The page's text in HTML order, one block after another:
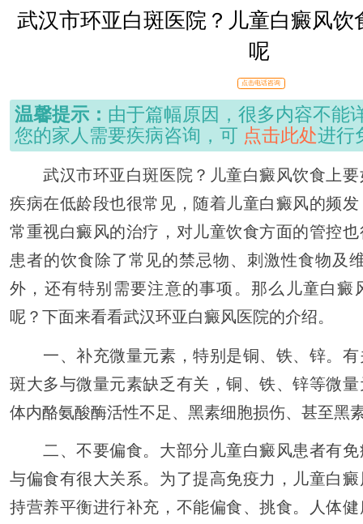
武汉市环亚白斑医院？儿童白癜风饮
呢
点击电话咨询
温馨提示： 由于篇幅原因，很多内容不能
您的家人需要疾病咨询，可 点击此处进行
武汉市环亚白斑医院？儿童白癜风饮食上要
疾病在低龄段也很常见，随着儿童白癜风的频
常重视白癜风的治疗，对儿童饮食方面的管控
患者的饮食除了常见的禁忌物、刺激性食物及
外，还有特别需要注意的事项。那么儿童白癜
呢？下面来看看武汉环亚白癜风医院的介绍。
一、补充微量元素，特别是铜、铁、锌。有
斑大多与微量元素缺乏有关，铜、铁、锌等微
体内酪氨酸酶活性不足、黑素细胞损伤、甚至黑
二、不要偏食。大部分儿童白癜风患者有免
与偏食有很大关系。为了提高免疫力，儿童白
持营养平衡进行补充，不能偏食、挑食。人体